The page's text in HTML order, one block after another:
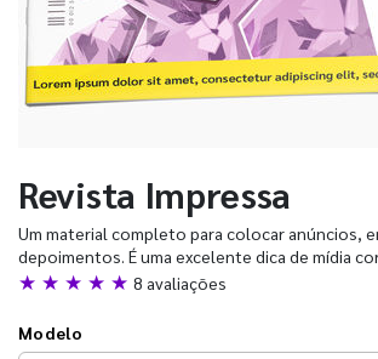
Revista Impressa
Um material completo para colocar anúncios,
depoimentos. É uma excelente dica de mídia
★ ★ ★ ★ ★ 8 avaliações
Modelo